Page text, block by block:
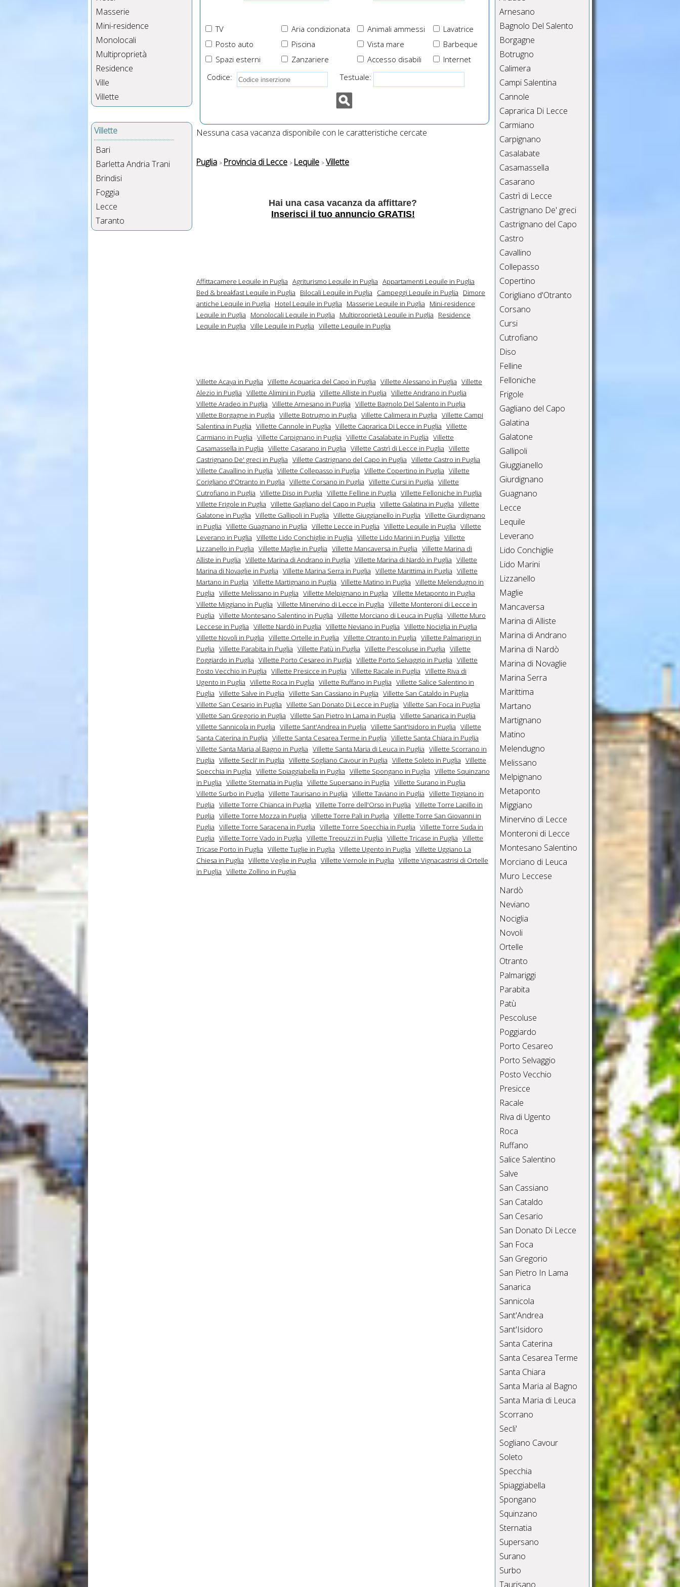
Masserie
Mini-residence
Monolocali
Multiproprietà
Residence
Ville
Villette
Villette
Bari
Barletta Andria Trani
Brindisi
Foggia
Lecce
Taranto
TV Aria condizionata Animali ammessi
Lavatrice
Posto auto
Piscina Vista mare
Barbeque
Spazi esterni
Zanzariere Internet
Accesso disabili
Codice:
Testuale:
Nessuna casa vacanza disponibile con le caratteristiche cercate
Puglia Provincia di Lecce Lequile Villette
Hai una casa vacanza da affittare?
Inserisci il tuo annuncio GRATIS!
Affittacamere Lequile in Puglia Agriturismo Lequile in Puglia Appartamenti Lequile in Puglia
Bed & breakfast Lequile in Puglia
Bilocali Lequile in Puglia Campeggi Lequile in Puglia
Dimore
antiche Lequile in Puglia
Hotel Lequile in Puglia Masserie Lequile in Puglia
Mini-residence
Lequile in Puglia
Monolocali Lequile in Puglia Multiproprietà Lequile in Puglia
Residence
Lequile in Puglia Ville Lequile in Puglia Villette Lequile in Puglia
Villette Acaya in Puglia Villette Acquarica del Capo in Puglia Villette Alessano in Puglia Villette
Alezio in Puglia Villette Alimini in Puglia Villette Alliste in Puglia Villette Andrano in Puglia
Villette Aradeo in Puglia Villette Arnesano in Puglia Villette Bagnolo Del Salento in Puglia
Villette Borgagne in Puglia Villette Botrugno in Puglia Villette Calimera in Puglia Villette Campi
Salentina in Puglia Villette Cannole in Puglia Villette Caprarica Di Lecce in Puglia Villette
Carmiano in Puglia Villette Carpignano in Puglia Villette Casalabate in Puglia Villette
Casamassella in Puglia Villette Casarano in Puglia Villette Castrì di Lecce in Puglia Villette
Castrignano De' greci in Puglia Villette Castrignano del Capo in Puglia Villette Castro in Puglia
Villette Cavallino in Puglia Villette Collepasso in Puglia Villette Copertino in Puglia Villette
Corigliano d'Otranto in Puglia Villette Corsano in Puglia Villette Cursi in Puglia Villette
Cutrofiano in Puglia Villette Diso in Puglia Villette Felline in Puglia Villette Felloniche in Puglia
Villette Frigole in Puglia Villette Gagliano del Capo in Puglia Villette Galatina in Puglia Villette
Galatone in Puglia Villette Gallipoli in Puglia Villette Giuggianello in Puglia Villette Giurdignano
in Puglia Villette Guagnano in Puglia Villette Lecce in Puglia Villette Lequile in Puglia Villette
Leverano in Puglia Villette Lido Conchiglie in Puglia Villette Lido Marini in Puglia Villette
Lizzanello in Puglia Villette Maglie in Puglia Villette Mancaversa in Puglia Villette Marina di
Alliste in Puglia Villette Marina di Andrano in Puglia Villette Marina di Nardò in Puglia Villette
Marina di Novaglie in Puglia Villette Marina Serra in Puglia Villette Marittima in Puglia Villette
Martano in Puglia Villette Martignano in Puglia Villette Matino in Puglia Villette Melendugno in
Puglia Villette Melissano in Puglia Villette Melpignano in Puglia Villette Metaponto in Puglia
Villette Miggiano in Puglia Villette Minervino di Lecce in Puglia Villette Monteroni di Lecce in
Puglia Villette Montesano Salentino in Puglia Villette Morciano di Leuca in Puglia Villette Muro
Leccese in Puglia Villette Nardò in Puglia Villette Neviano in Puglia Villette Nociglia in Puglia
Villette Novoli in Puglia Villette Ortelle in Puglia Villette Otranto in Puglia Villette Palmariggi in
Puglia Villette Parabita in Puglia Villette Patù in Puglia Villette Pescoluse in Puglia Villette
Poggiardo in Puglia Villette Porto Cesareo in Puglia Villette Porto Selvaggio in Puglia Villette
Posto Vecchio in Puglia Villette Presicce in Puglia Villette Racale in Puglia Villette Riva di
Ugento in Puglia Villette Roca in Puglia Villette Ruffano in Puglia Villette Salice Salentino in
Puglia Villette Salve in Puglia Villette San Cassiano in Puglia Villette San Cataldo in Puglia
Villette San Cesario in Puglia Villette San Donato Di Lecce in Puglia Villette San Foca in Puglia
Villette San Gregorio in Puglia Villette San Pietro In Lama in Puglia Villette Sanarica in Puglia
Villette Sannicola in Puglia Villette Sant'Andrea in Puglia Villette Sant'Isidoro in Puglia Villette
Santa Caterina in Puglia Villette Santa Cesarea Terme in Puglia Villette Santa Chiara in Puglia
Villette Santa Maria al Bagno in Puglia Villette Santa Maria di Leuca in Puglia Villette Scorrano in
Puglia Villette Secli' in Puglia Villette Sogliano Cavour in Puglia Villette Soleto in Puglia Villette
Specchia in Puglia Villette Spiaggiabella in Puglia Villette Spongano in Puglia Villette Squinzano
in Puglia Villette Sternatia in Puglia Villette Supersano in Puglia Villette Surano in Puglia
Villette Surbo in Puglia Villette Taurisano in Puglia Villette Taviano in Puglia Villette Tiggiano in
Puglia Villette Torre Chianca in Puglia Villette Torre dell'Orso in Puglia Villette Torre Lapillo in
Puglia Villette Torre Mozza in Puglia Villette Torre Pali in Puglia Villette Torre San Giovanni in
Puglia Villette Torre Saracena in Puglia Villette Torre Specchia in Puglia Villette Torre Suda in
Puglia Villette Torre Vado in Puglia Villette Trepuzzi in Puglia Villette Tricase in Puglia Villette
Tricase Porto in Puglia Villette Tuglie in Puglia Villette Ugento in Puglia Villette Uggiano La
Chiesa in Puglia Villette Veglie in Puglia Villette Vernole in Puglia Villette Vignacastrisi di Ortelle
in Puglia Villette Zollino in Puglia
Arnesano
Bagnolo Del Salento
Borgagne
Botrugno
Calimera
Campi Salentina
Cannole
Caprarica Di Lecce
Carmiano
Carpignano
Casalabate
Casamassella
Casarano
Castrì di Lecce
Castrignano De' greci
Castrignano del Capo
Castro
Cavallino
Collepasso
Copertino
Corigliano d'Otranto
Corsano
Cursi
Cutrofiano
Diso
Felline
Felloniche
Frigole
Gagliano del Capo
Galatina
Galatone
Gallipoli
Giuggianello
Giurdignano
Guagnano
Lecce
Lequile
Leverano
Lido Conchiglie
Lido Marini
Lizzanello
Maglie
Mancaversa
Marina di Alliste
Marina di Andrano
Marina di Nardò
Marina di Novaglie
Marina Serra
Marittima
Martano
Martignano
Matino
Melendugno
Melissano
Melpignano
Metaponto
Miggiano
Minervino di Lecce
Monteroni di Lecce
Montesano Salentino
Morciano di Leuca
Muro Leccese
Nardò
Neviano
Nociglia
Novoli
Ortelle
Otranto
Palmariggi
Parabita
Patù
Pescoluse
Poggiardo
Porto Cesareo
Porto Selvaggio
Posto Vecchio
Presicce
Racale
Riva di Ugento
Roca
Ruffano
Salice Salentino
Salve
San Cassiano
San Cataldo
San Cesario
San Donato Di Lecce
San Foca
San Gregorio
San Pietro In Lama
Sanarica
Sannicola
Sant'Andrea
Sant'Isidoro
Santa Caterina
Santa Cesarea Terme
Santa Chiara
Santa Maria al Bagno
Santa Maria di Leuca
Scorrano
Secli'
Sogliano Cavour
Soleto
Specchia
Spiaggiabella
Spongano
Squinzano
Sternatia
Supersano
Surano
Surbo
Taurisano